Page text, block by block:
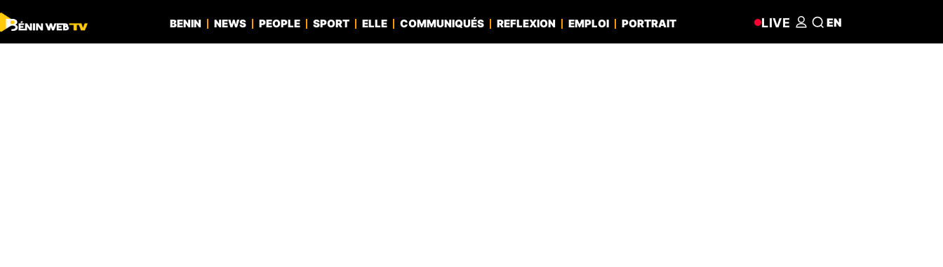
BENIN NEWS PEOPLE SPORT ELLE COMMUNIQUÉS REFLEXION EMPLOI PORTRAIT LIVE EN